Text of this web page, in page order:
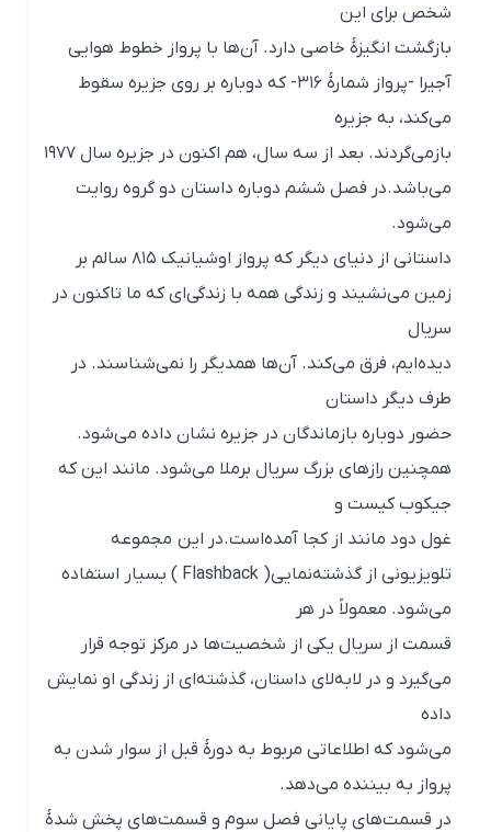
شخص برای این
بازگشت انگیزهٔ خاصی دارد. آن‌ها با پرواز خطوط هوایی
آجیرا -پرواز شمارهٔ ۳۱۶- که دوباره بر روی جزیره سقوط
می‌کند، به جزیره
بازمی‌گردند. بعد از سه سال، هم اکنون در جزیره سال ۱۹۷۷
می‌باشد.در فصل ششم دوباره داستان دو گروه روایت
می‌شود.
داستانی از دنیای دیگر که پرواز اوشیانیک ۸۱۵ سالم بر
زمین می‌نشیند و زندگی همه با زندگی‌ای که ما تاکنون در
سریال
دیده‌ایم، فرق می‌کند. آن‌ها همدیگر را نمی‌شناسند. در
طرف دیگر داستان
حضور دوباره بازماندگان در جزیره نشان داده می‌شود.
همچنین رازهای بزرگ سریال برملا می‌شود. مانند این که
جیکوب کیست و
غول دود مانند از کجا آمده‌است.در این مجموعه
تلویزیونی از گذشته‌نمایی( Flashback ) بسیار استفاده
می‌شود. معمولاً در هر
قسمت از سریال یکی از شخصیت‌ها در مرکز توجه قرار
می‌گیرد و در لابه‌لای داستان، گذشته‌ای از زندگی او نمایش
می‌شود که اطلاعاتی مربوط به دورهٔ قبل از سوار شدن به
پرواز به بیننده می‌دهد.
در قسمت‌های پایانی فصل سوم و قسمت‌های پخش شدهٔ